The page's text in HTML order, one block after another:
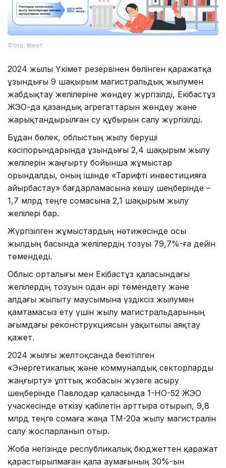
Фото: Үкімет
2024 жылы Үкімет резервінен бөлінген қаражатқа
ұзындығы 9 шақырым магистральдық жылумен
жабдықтау желілеріне жөндеу жүргізілді, Екібастұз
ЖЭО-да қазандық агрегаттарын жөндеу және
жарықтандырылған су құбырын салу жүргізілді.
Бұдан бөлек, облыстың жылу беруші
кәсіпорындарында ұзындығы 2,4 шақырым жылу
желілерін жаңғырту бойынша жұмыстар
орындалды, оның ішінде «Тарифті инвестицияға
айырбастау» бағдарламасына көшу шеңберінде –
1,7 млрд теңге сомасына 2,1 шақырым жылу
желілері бар.
Жүргізілген жұмыстардың нәтижесінде осы
жылдың басында желілердің тозуы 79,7%-ға дейін
төмендеді.
Облыс орталығы мен Екібастұз қаласындағы
желілердің тозуын одан әрі төмендету және
алдағы жылыту маусымына үздіксіз жылумен
қамтамасыз ету үшін жылу магистральдарының
ағымдағы реконструкциясын уақытылы аяқтау
қажет.
2024 жылғы желтоқсанда бекітілген
«Энергетикалық және коммуналдық секторларды
жаңғырту» ұлттық жобасын жүзеге асыру
шеңберінде Павлодар қаласында 1-НО-52 ЖЭО
учаскесінде өткізу қабілетін арттыра отырып, 9,8
млрд теңге сомаға жаңа ТМ-20а жылу магистралін
салу жоспарланып отыр.
Жоба негізінде республикалық бюджеттен қаражат
қарастырылмаған қала аумағының 30%-ын